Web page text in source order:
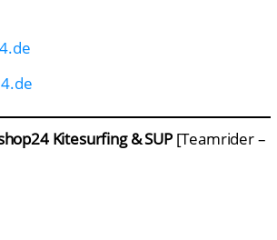
Kitesurfing & SUP[Teamrider –